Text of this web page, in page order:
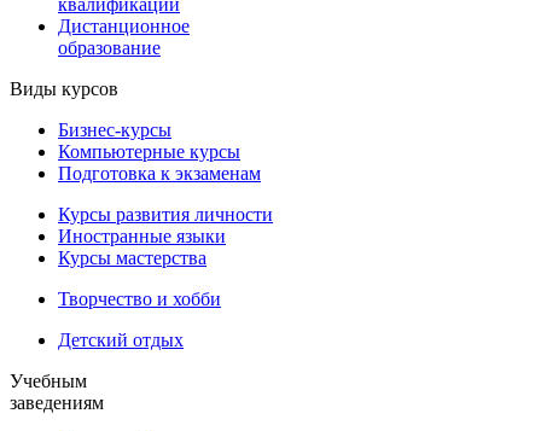
Дистанционное
образование
Виды курсов
Бизнес-курсы
Компьютерные курсы
Подготовка к экзаменам
Курсы развития личности
Иностранные языки
Курсы мастерства
Творчество и хобби
Детский отдых
Учебным
заведениям